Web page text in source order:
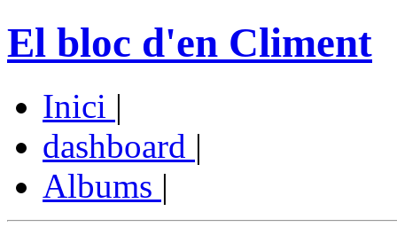
El bloc d'en Climent
Inici |
dashboard |
Albums |